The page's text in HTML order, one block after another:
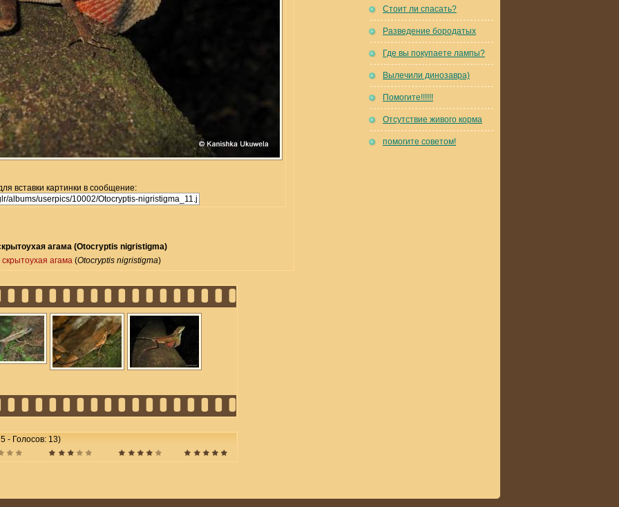
вставки картинки в сообщение:
агама (Otocryptis nigristigma)
агама (Otocryptis nigristigma)
- Голосов: 13)
Стоит ли спасать?
Разведение бородатых
Где вы покупаете лампы?
Вылечили динозавра)
Помогите!!!!!!
Отсутствие живого корма
помогите советом!